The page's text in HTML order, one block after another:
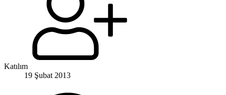
Katılım
19 Şubat 2013